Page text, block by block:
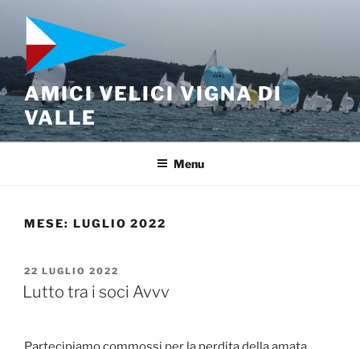
contenuto
AMICI VELICI VIGNA DI
VALLE
Menu
MESE: LUGLIO 2022
PUBBLICATO
IL
22 LUGLIO 2022
Lutto tra i soci Avvv